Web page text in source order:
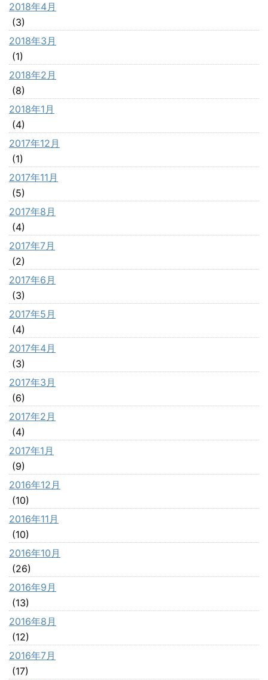
2018年4月
(3)
2018年3月
(1)
2018年2月
(8)
2018年1月
(4)
2017年12月
(1)
2017年11月
(5)
2017年8月
(4)
2017年7月
(2)
2017年6月
(3)
2017年5月
(4)
2017年4月
(3)
2017年3月
(6)
2017年2月
(4)
2017年1月
(9)
2016年12月
(10)
2016年11月
(10)
2016年10月
(26)
2016年9月
(13)
2016年8月
(12)
2016年7月
(17)